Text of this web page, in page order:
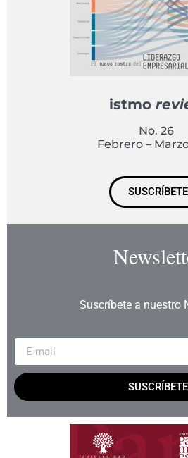
istmo
No. 26
Febrero –
SUSCRÍBETE
Suscríbete a nuestro
SUSCRÍBETE